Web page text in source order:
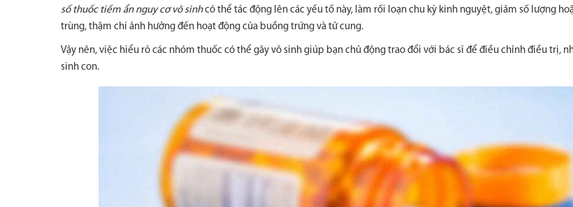
số thuốc tiềm ẩn nguy cơ vô sinhcó thể tác động lên các yếu tố này, làm rối loạn chu kỳ kinh nguyệt, giảm số lượng
trùng, thậm chí ảnh hưởng đến hoạt động của buồng trứng và tử cung.
Vậy nên, việc hiểu rõ các nhóm thuốc có thể gây vô sinh giúp bạn chủ động trao đổi với bác sĩ để điều chỉnh điều trị,
sinh con.